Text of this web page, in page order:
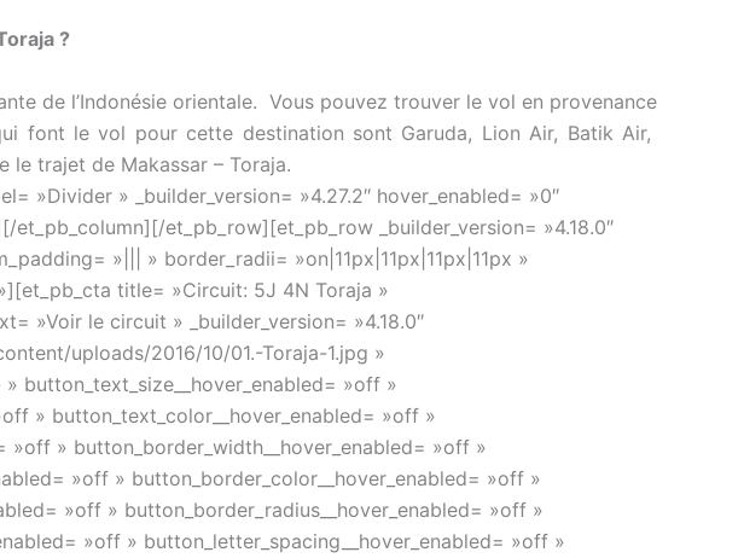
?
de l’Indonésie orientale. Vous pouvez trouver le vol en provenance
font le vol pour cette destination sont Garuda, Lion Air, Batik Air,
trajet de Makassar – Toraja.
»Divider » _builder_version= »4.27.2″ hover_enabled= »0″
et_pb_row][et_pb_row _builder_version= »4.18.0″
»||| » border_radii= »on|11px|11px|11px|11px »
title= »Circuit: 5J 4N Toraja »
»Voir le circuit » _builder_version= »4.18.0″
uploads/2016/10/01.-Toraja-1.jpg »
button_text_size__hover_enabled= »off »
» button_text_color__hover_enabled= »off »
»off » button_border_width__hover_enabled= »off »
»off » button_border_color__hover_enabled= »off »
»off » button_border_radius__hover_enabled= »off »
»off » button_letter_spacing__hover_enabled= »off »